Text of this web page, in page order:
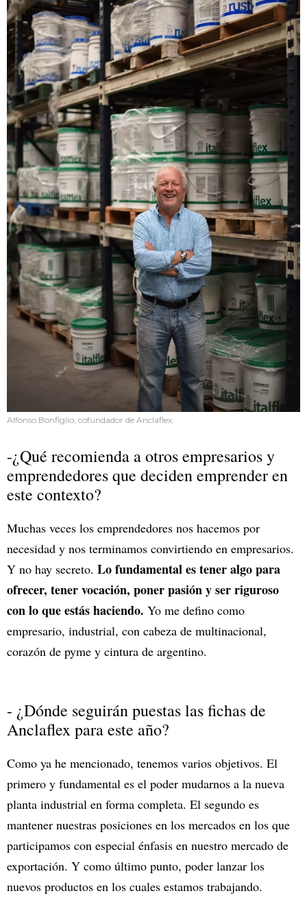
Alfonso Bonfiglio, cofundador de Anclaflex.
-¿Qué recomienda a otros empresarios y
emprendedores que deciden emprender en
este contexto?
Muchas veces los emprendedores nos hacemos por
necesidad y nos terminamos convirtiendo en empresarios.
Y no hay secreto. Lo fundamental es tener algo para
ofrecer, tener vocación, poner pasión y ser riguroso
con lo que estás haciendo. Yo me defino como
empresario, industrial, con cabeza de multinacional,
corazón de pyme y cintura de argentino.
- ¿Dónde seguirán puestas las fichas de
Anclaflex para este año?
Como ya he mencionado, tenemos varios objetivos. El
primero y fundamental es el poder mudarnos a la nueva
planta industrial en forma completa. El segundo es
mantener nuestras posiciones en los mercados en los que
participamos con especial énfasis en nuestro mercado de
exportación. Y como último punto, poder lanzar los
nuevos productos en los cuales estamos trabajando.